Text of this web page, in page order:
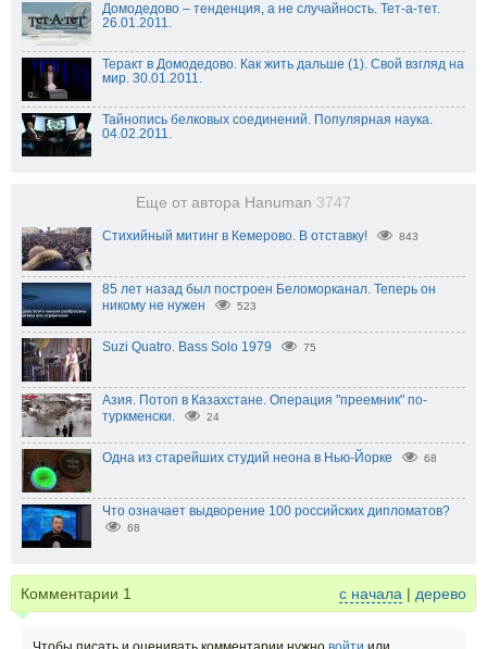
Домодедово – тенденция, а не случайность. Тет-а-тет.
26.01.2011.
Теракт в Домодедово. Как жить дальше (1). Свой взгляд на
мир. 30.01.2011.
Тайнопись белковых соединений. Популярная наука.
04.02.2011.
Еще от автора Hanuman 3747
Стихийный митинг в Кемерово. В отставку! 843
85 лет назад был построен Беломорканал. Теперь он
никому не нужен
523
Suzi Quatro. Bass Solo 1979 75
Азия. Потоп в Казахстане. Операция "преемник" по-
туркменски.
24
Одна из старейших студий неона в Нью-Йорке 68
Что означает выдворение 100 российских дипломатов?
68
Комментарии 1 с начала | дерево